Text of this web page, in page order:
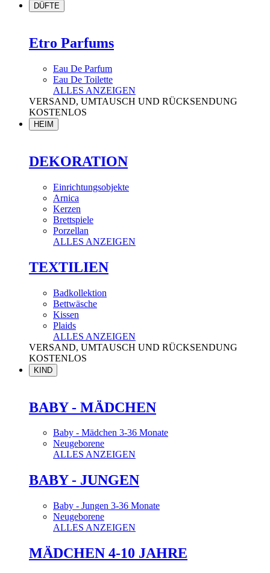
DÜFTE
Etro Parfums
Eau De Parfum
Eau De Toilette
ALLES ANZEIGEN
VERSAND, UMTAUSCH UND RÜCKSENDUNG
KOSTENLOS
HEIM
DEKORATION
Einrichtungsobjekte
Arnica
Kerzen
Brettspiele
Porzellan
ALLES ANZEIGEN
TEXTILIEN
Badkollektion
Bettwäsche
Kissen
Plaids
ALLES ANZEIGEN
VERSAND, UMTAUSCH UND RÜCKSENDUNG
KOSTENLOS
KIND
BABY - MÄDCHEN
Baby - Mädchen 3-36 Monate
Neugeborene
ALLES ANZEIGEN
BABY - JUNGEN
Baby - Jungen 3-36 Monate
Neugeborene
ALLES ANZEIGEN
MÄDCHEN 4-10 JAHRE